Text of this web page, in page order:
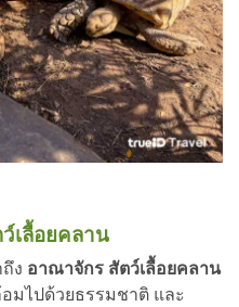
เลื้อยคลาน
ง อาณาจักร สัตว์เลื้อยคลาน
มไปด้วยธรรมชาติ และ